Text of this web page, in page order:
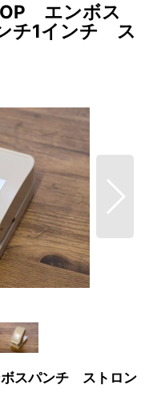
エンボス
チ1インチ ス
スパンチ ストロン